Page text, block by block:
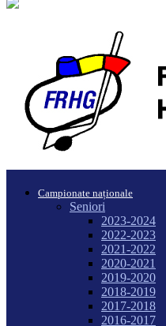
Campionate naționale
Seniori
2023-2024
2022-2023
2021-2022
2020-2021
2019-2020
2018-2019
2017-2018
2016-2017